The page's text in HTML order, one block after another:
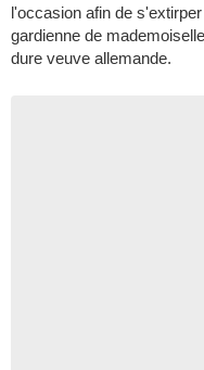
l'occasion afin de
gardienne de
dure veuve allemande.